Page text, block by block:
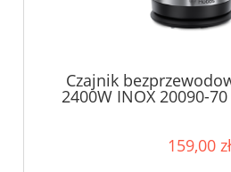
Czajnik
2400W INOX 20090-
159,00 zł